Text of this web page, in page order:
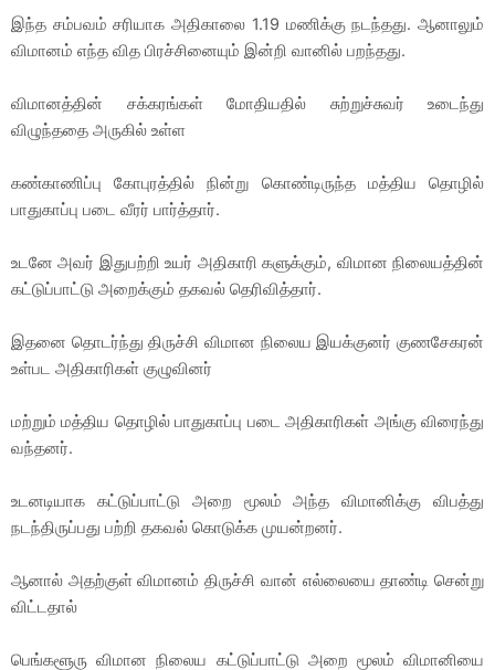
இந்த சம்பவம் சரியாக அதிகாலை 1.19 மணிக்கு நடந்தது. ஆனாலும்
விமானம் எந்த வித பிரச்சினையும் இன்றி வானில் பறந்தது.
விமானத்தின் சக்கரங்கள் மோதியதில் சுற்றுச்சுவர் உடைந்து
விழுந்ததை அருகில் உள்ள
கண்காணிப்பு கோபுரத்தில் நின்று கொண்டிருந்த மத்திய தொழில்
பாதுகாப்பு படை வீரர் பார்த்தார்.
உடனே அவர் இதுபற்றி உயர் அதிகாரி களுக்கும், விமான நிலையத்தின்
கட்டுப்பாட்டு அறைக்கும் தகவல் தெரிவித்தார்.
இதனை தொடர்ந்து திருச்சி விமான நிலைய இயக்குனர் குணசேகரன்
உள்பட அதிகாரிகள் குழுவினர்
மற்றும் மத்திய தொழில் பாதுகாப்பு படை அதிகாரிகள் அங்கு விரைந்து
வந்தனர்.
உடனடியாக கட்டுப்பாட்டு அறை மூலம் அந்த விமானிக்கு விபத்து
நடந்திருப்பது பற்றி தகவல் கொடுக்க முயன்றனர்.
ஆனால் அதற்குள் விமானம் திருச்சி வான் எல்லையை தாண்டி சென்று
விட்டதால்
பெங்களூரு விமான நிலைய கட்டுப்பாட்டு அறை மூலம் விமானியை